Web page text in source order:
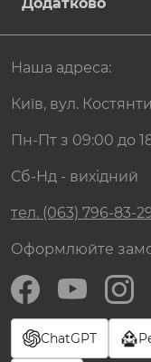
Наша адреса:
Київ, вул.
Пн-Пт з 09:00 до
Сб-Нд - вихідний
тел. (063) 796-83-
Оформлюйте
ChatGPT